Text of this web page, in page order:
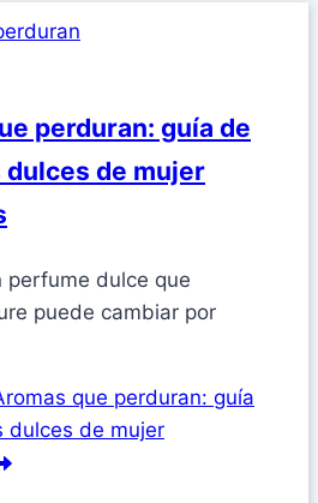
perduran: guía de
de mujer
perfume dulce que
puede cambiar por
que perduran: guía
dulces de mujer